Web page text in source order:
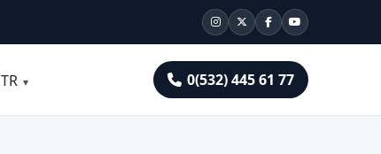
TR 0(532) 445 61 77